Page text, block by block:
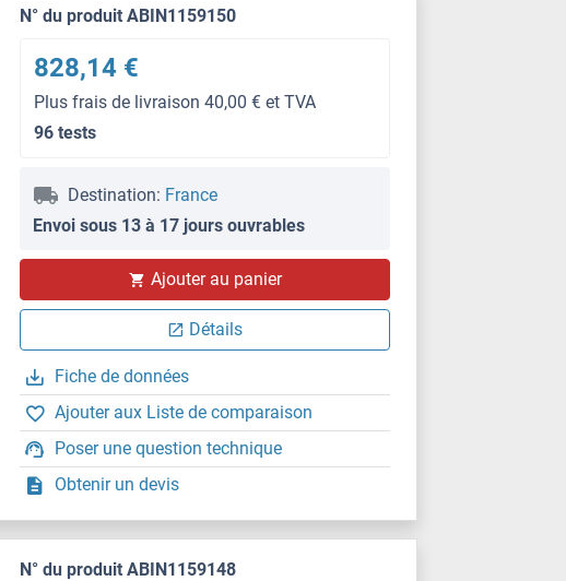
N° du produit ABIN1159150
828,14 €
Plus frais de livraison 40,00 € et TVA
96 tests
Destination: France
Envoi sous 13 à 17 jours ouvrables
Ajouter au panier
Détails
Fiche de données
Ajouter aux Liste de comparaison
Poser une question technique
Obtenir un devis
N° du produit ABIN1159148